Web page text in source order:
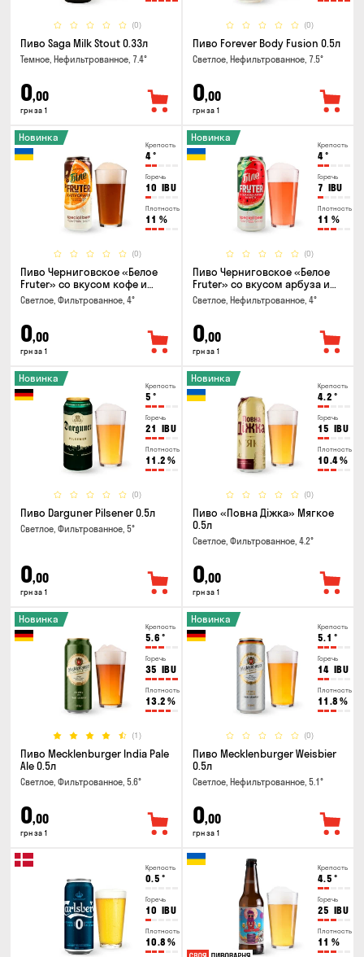
(0)
Пиво Saga Milk Stout 0.33л
Темное, Нефильтрованное, 7.4°
0,00
грн за 1
(0)
Пиво Forever Body Fusion 0.5л
Светлое, Нефильтрованное, 7.5°
0,00
грн за 1
Крепость
4°
Горечь
10 IBU
Плотность
11 %
(0)
Новинка
Пиво Черниговское «Белое
Fruter» со вкусом кофе и
апельсина 0.5 л
Светлое, Фильтрованное, 4°
0,00
грн за 1
Крепость
4°
Горечь
7 IBU
Плотность
11 %
(0)
Новинка
Пиво Черниговское «Белое
Fruter» со вкусом арбуза и
мяты 0.5л
Светлое, Нефильтрованное, 4°
0,00
грн за 1
Крепость
5 °
Горечь
21 IBU
Плотность
11.2 %
(0)
Новинка
Пиво Darguner Pilsener 0.5л
Светлое, Фильтрованное, 5°
0,00
грн за 1
Крепость
4.2 °
Горечь
15 IBU
Плотность
10.4%
(0)
Новинка
Пиво «Повна Діжка» Мягкое
0.5л
Светлое, Фильтрованное, 4.2°
0,00
грн за 1
Крепость
5.6 °
Горечь
35 IBU
Плотность
13.2 %
(1)
Новинка
Пиво Mecklenburger India Pale
Ale 0.5л
Светлое, Фильтрованное, 5.6°
0,00
грн за 1
Крепость
5.1 °
Горечь
14 IBU
Плотность
11.8 %
(0)
Новинка
Пиво Mecklenburger Weisbier
0.5л
Светлое, Нефильтрованное, 5.1°
0,00
грн за 1
Крепость
0.5 °
Горечь
10 IBU
Плотность
10.8 %
Крепость
4.5 °
Горечь
25 IBU
Плотность
11 %